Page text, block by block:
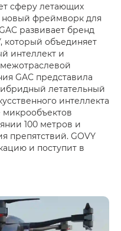
сферу летающих
новый фреймворк для
развивает бренд
который объединяет
интеллект и
GAC представила
летательный
интеллекта
микрообъектов
100 метров и
препятствий. GOVY
и поступит в